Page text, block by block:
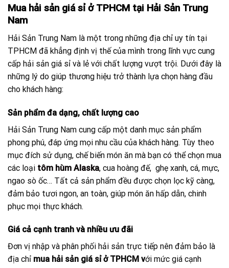
Mua hải sản giá sỉ ở TPHCM tại Hải Sản Trung
Nam
Hải Sản Trung Nam là một trong những địa chỉ uy tín tại
TPHCM đã khẳng định vị thế của mình trong lĩnh vực cung
cấp hải sản giá sỉ và lẻ với chất lượng vượt trội. Dưới đây là
những lý do giúp thương hiệu trở thành lựa chọn hàng đầu
cho khách hàng:
Sản phẩm đa dạng, chất lượng cao
Hải Sản Trung Nam cung cấp một danh mục sản phẩm
phong phú, đáp ứng mọi nhu cầu của khách hàng. Tùy theo
mục đích sử dụng, chế biến món ăn mà bạn có thể chọn mua
các loại tôm hùm Alaska, cua hoàng đế, ghẹ xanh, cá, mực,
ngao sò ốc… Tất cả sản phẩm đều được chọn lọc kỹ càng,
đảm bảo tươi ngon, an toàn, giúp món ăn hấp dẫn, chinh
phục mọi thực khách.
Giá cả cạnh tranh và nhiều ưu đãi
Đơn vị nhập và phân phối hải sản trực tiếp nên đảm bảo là
địa chỉ mua hải sản giá sỉ ở TPHCM với mức giá cạnh